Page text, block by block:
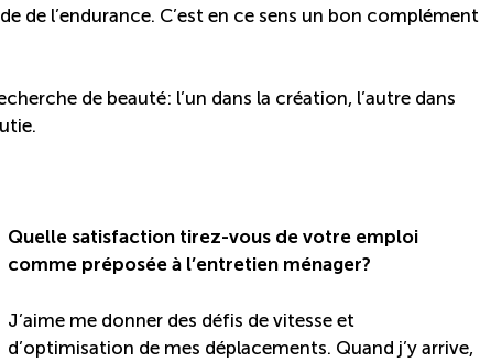
de l’endurance. C’est en ce sens un bon complément
de beauté: l’un dans la création, l’autre dans
Quelle satisfaction tirez-vous de votre emploi
comme préposée à l’entretien ménager?
J’aime me donner des défis de vitesse et
d’optimisation de mes déplacements. Quand j’y arrive,